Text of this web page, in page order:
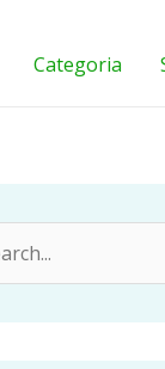
Categoria